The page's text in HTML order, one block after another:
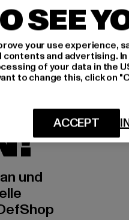
AN,
und
SEE
your use experience,
and advertising.
of your data in the
to change this, click on
ACCEPT